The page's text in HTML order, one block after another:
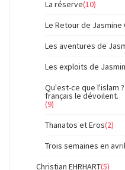
La réserve(10)
Le Retour de Jasmine
Les aventures de
Les exploits de
Qu'est-ce que l'islam
français le dévoilent.
(9)
Thanatos et Eros(2)
Trois semaines en avril
Christian EHRHART(5)